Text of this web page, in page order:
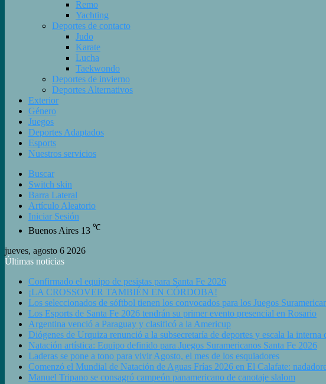
Remo
Yachting
Deportes de contacto
Judo
Karate
Lucha
Taekwondo
Deportes de invierno
Deportes Alternativos
Exterior
Género
Juegos
Deportes Adaptados
Esports
Nuestros servicios
Buscar
Switch skin
Barra Lateral
Artículo Aleatorio
Iniciar Sesión
Buenos Aires 13 ℃
jueves, agosto 6 2026
Últimas noticias
Confirmado el equipo de pesistas para Santa Fe 2026
¡LA CROSSOVER TAMBIÉN EN CÓRDOBA!
Los seleccionados de sóftbol tienen los convocados para los Juegos
Los Esports de Santa Fe 2026 tendrán su primer evento presencial en Rosario
Argentina venció a Paraguay y clasificó a la Americup
Diógenes de Urquiza renunció a la subsecretaría de deportes y escala la interna
Natación artística: Equipo definido para Juegos Suramericanos Santa Fe 2026
Laderas se pone a tono para vivir Agosto, el mes de los esquiadores
Comenzó el Mundial de Natación de Aguas Frías 2026 en El Calafate:
Manuel Tripano se consagró campeón panamericano de canotaje slalom